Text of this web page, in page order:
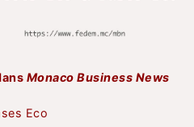
Monaco Business News
Eco